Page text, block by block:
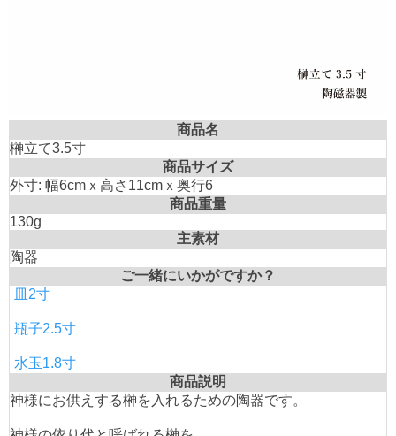
商品名
榊立て3.5寸
商品サイズ
外寸: 幅6cmｘ高さ11cmｘ奥行6
商品重量
130g
主素材
陶器
ご一緒にいかがですか？
皿2寸
瓶子2.5寸
水玉1.8寸
商品説明
神様にお供えする榊を入れるための陶器です。